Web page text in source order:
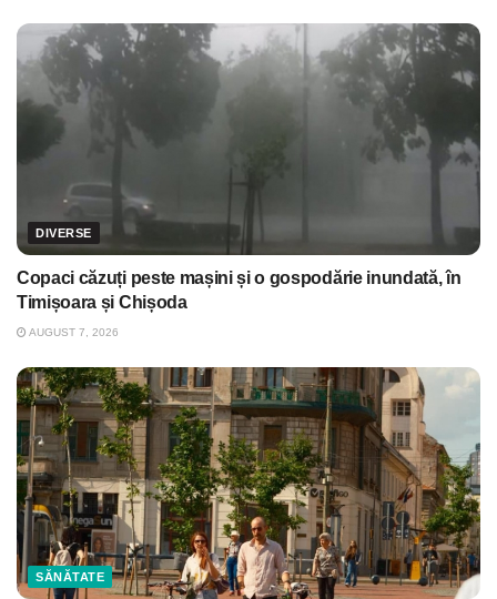
DIVERSE
Copaci căzuți peste mașini și o gospodărie inundată, în
Timișoara și Chișoda
AUGUST 7, 2026
SĂNĂTATE